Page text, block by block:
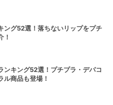
ング52選！落ちないリップをプチ
！
ンキング52選！プチプラ・デパコ
ル商品も登場！